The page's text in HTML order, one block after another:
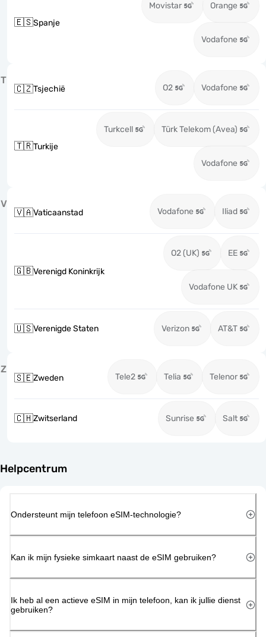
🇪🇸Spanje
Movistar Orange
Vodafone
T
🇨🇿Tsjechië O2 Vodafone
🇹🇷Turkije
Turkcell Türk Telekom (Avea)
Vodafone
V
🇻🇦Vaticaanstad Vodafone Iliad
🇬🇧Verenigd Koninkrijk
O2 (UK) EE
Vodafone UK
🇺🇸Verenigde Staten Verizon AT&T
Z
🇸🇪Zweden Tele2 Telia Telenor
🇨🇭Zwitserland Sunrise Salt
Helpcentrum
Ondersteunt mijn telefoon eSIM-technologie?
Kan ik mijn fysieke simkaart naast de eSIM gebruiken?
Ik heb al een actieve eSIM in mijn telefoon, kan ik jullie dienst
gebruiken?